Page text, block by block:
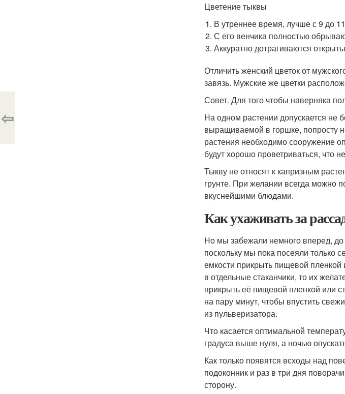
Цветение тыквы
В утреннее время, лучше с 9 до
С его венчика полностью
Аккуратно дотрагиваются
Отличить женский цветок от
завязь. Мужские же цветки
Совет. Для того чтобы наверняка
На одном растении допускается не
выращиваемой в горшке, попросту
растения необходимо сооружение
будут хорошо проветриваться, что
Тыкву не относят к капризным
грунте. При желании всегда можно
вкуснейшими блюдами.
Как ухаживать за
Но мы забежали немного вперед,
поскольку мы пока посеяли только
емкости прикрыть пищевой
в отдельные стаканчики, то их
прикрыть её пищевой пленкой или
на пару минут, чтобы впустить
из пульверизатора.
Что касается оптимальной
градуса выше нуля, а ночью
Как только появятся всходы над
подоконник и раз в три дня
сторону.
⇦